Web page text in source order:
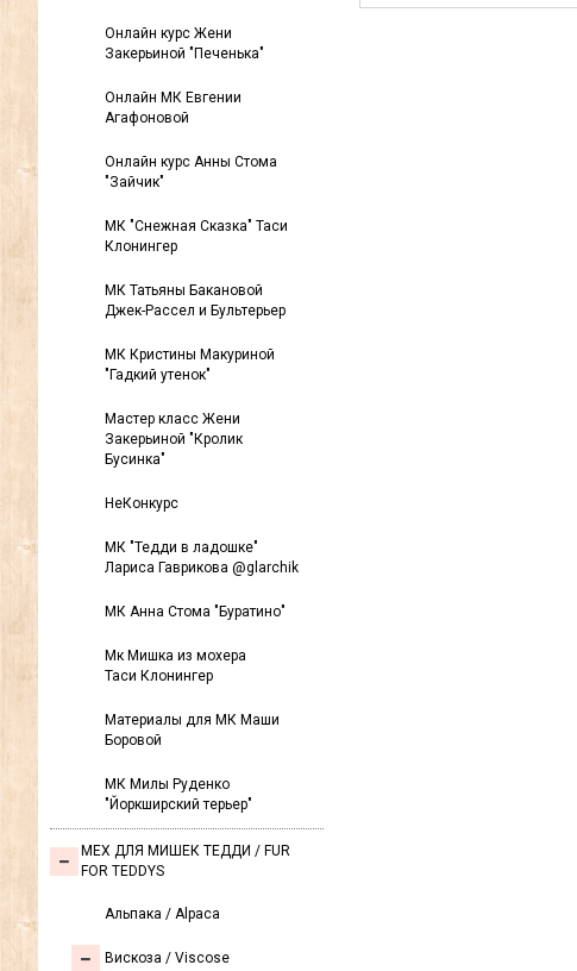
Онлайн курс Жени
Закерьиной "Печенька"
Онлайн МК Евгении
Агафоновой
Онлайн курс Анны Стома
"Зайчик"
МК "Снежная Сказка" Таси
Клонингер
МК Татьяны Бакановой
Джек-Рассел и Бультерьер
МК Кристины Макуриной
"Гадкий утенок"
Мастер класс Жени
Закерьиной "Кролик
Бусинка"
НеКонкурс
МК "Тедди в ладошке"
Лариса Гаврикова @glarchik
МК Анна Стома "Буратино"
Мк Мишка из мохера
Таси Клонингер
Материалы для МК Маши
Боровой
МК Милы Руденко
"Йоркширский терьер"
МЕХ ДЛЯ МИШЕК ТЕДДИ / FUR
FOR TEDDYS
Альпака / Alpaca
Вискоза / Viscose